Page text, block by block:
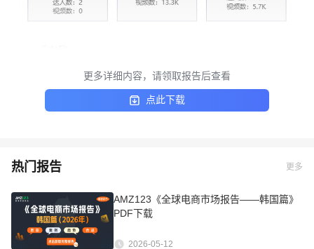
更多详细内容，请领取报告后查看
点此下载
热门报告 更多
AMZ123《全球电商市场报告——韩国篇》
PDF下载
2026-05-12